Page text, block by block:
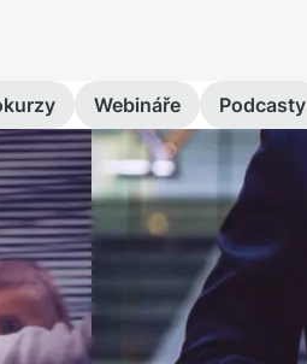
Webináře Podcasty